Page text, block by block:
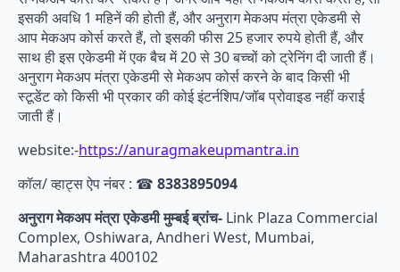
इसकी अवधि 1 महिनें की होती हैं, और अनुराग मेकअप मंत्रा एकेडमी से
आप मेकअप कोर्स करते हैं, तो इसकी फीस 25 हजार रुपये होती हैं, और
साथ ही इस एकेडमी में एक बैच में 20 से 30 बच्चों को ट्रेनिंग दी जाती हैं।
अनुराग मेकअप मंत्रा एकेडमी से मेकअप कोर्स करने के बाद किसी भी
स्टूडेंट को किसी भी प्रकार की कोई इंटर्नशिप/जॉब प्रोवाइड नहीं कराई
जाती हैं।
website:-https://anuragmakeupmantra.in
कॉल/ व्हाट्स ऐप नंबर : ☎ 8383895094
अनुराग मेकअप मंत्रा एकेडमी मुम्बई ब्रांच- Link Plaza Commercial
Complex, Oshiwara, Andheri West, Mumbai,
Maharashtra 400102